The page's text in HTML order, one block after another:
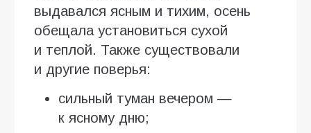
выдавался ясным и тихим, осень
обещала установиться сухой
и теплой. Также существовали
и другие поверья:
сильный туман вечером —
к ясному дню;